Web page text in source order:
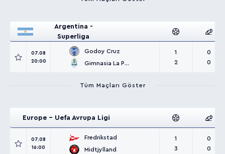
Argentina -
Superliga
07.08
20:00
Godoy Cruz
Gimnasia La Plata
1
2
0
0
Tüm Maçları Göster
Europe - Uefa Avrupa Ligi
07.08
16:00
Fredrikstad
Midtjylland
1
3
0
0